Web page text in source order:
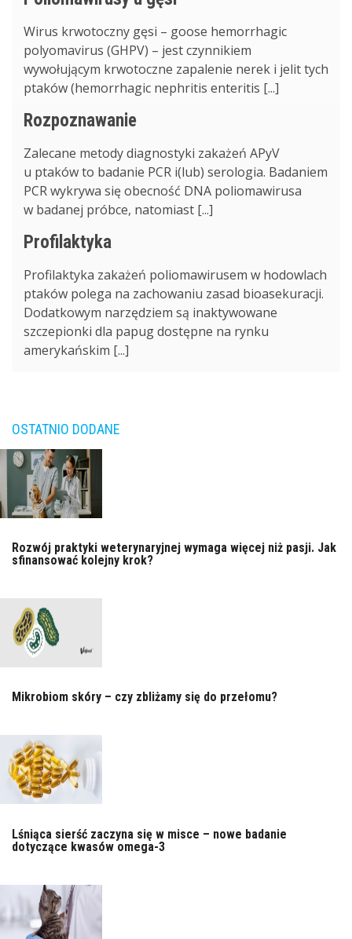
Wirus krwotoczny gęsi – goose hemorrhagic
polyomavirus (GHPV) – jest czynnikiem
wywołującym krwotoczne zapalenie nerek i jelit tych
ptaków (hemorrhagic nephritis enteritis [...]
Rozpoznawanie
Zalecane metody diagnostyki zakażeń APyV
u ptaków to badanie PCR i(lub) serologia. Badaniem
PCR wykrywa się obecność DNA poliomawirusa
w badanej próbce, natomiast [...]
Profilaktyka
Profilaktyka zakażeń poliomawirusem w hodowlach
ptaków polega na zachowaniu zasad bioasekuracji.
Dodatkowym narzędziem są inaktywowane
szczepionki dla papug dostępne na rynku
amerykańskim [...]
OSTATNIO DODANE
Rozwój praktyki weterynaryjnej wymaga więcej niż pasji. Jak
sfinansować kolejny krok?
Mikrobiom skóry – czy zbliżamy się do przełomu?
Lśniąca sierść zaczyna się w misce – nowe badanie
dotyczące kwasów omega-3